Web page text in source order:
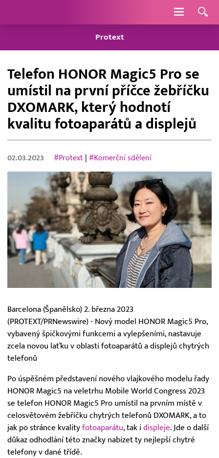
Navigace
Protext
Telefon HONOR Magic5 Pro se
umístil na první příčce žebříčku
DXOMARK, který hodnotí
kvalitu fotoaparátů a displejů
02.03.2023 #Protext |#Komerční sdělení
Barcelona (Španělsko) 2. března 2023
(PROTEXT/PRNewswire) - Nový model HONOR Magic5 Pro,
vybavený špičkovými funkcemi a vylepšeními, nastavuje
zcela novou laťku v oblasti fotoaparátů a displejů chytrých
telefonů
Po úspěšném představení nového vlajkového modelu řady
HONOR Magic5 na veletrhu Mobile World Congress 2023
se telefon HONOR Magic5 Pro umístil na prvním místě v
celosvětovém žebříčku chytrých telefonů DXOMARK, a to
jak po stránce kvality fotoaparátu, tak i displeje. Jde o další
důkaz odhodlání této značky nabízet ty nejlepší chytré
telefony v dané třídě.